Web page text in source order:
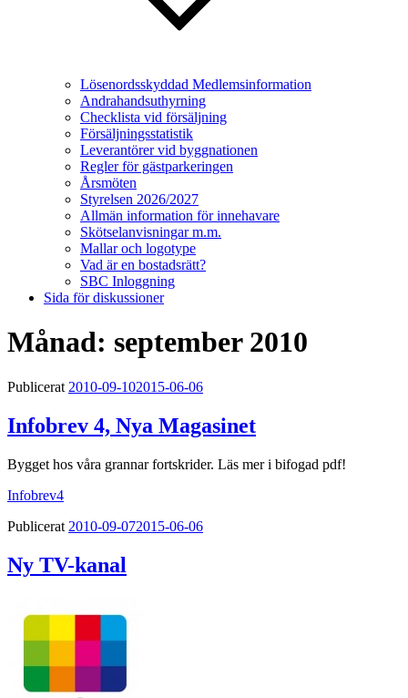
Lösenordsskyddad Medlemsinformation
Andrahandsuthyrning
Checklista vid försäljning
Försäljningsstatistik
Leverantörer vid byggnationen
Regler för gästparkeringen
Årsmöten
Styrelsen 2026/2027
Allmän information för innehavare
Skötselanvisningar m.m.
Mallar och logotype
Vad är en bostadsrätt?
SBC Inloggning
Sida för diskussioner
Månad: september 2010
Publicerat 2010-09-102015-06-06
Infobrev 4, Nya Magasinet
Bygget hos våra grannar fortskrider. Läs mer i bifogad pdf!
Infobrev4
Publicerat 2010-09-072015-06-06
Ny TV-kanal